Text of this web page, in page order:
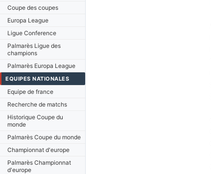
Coupe des coupes
Europa League
Ligue Conference
Palmarès Ligue des
champions
Palmarès Europa League
EQUIPES NATIONALES
Equipe de france
Recherche de matchs
Historique Coupe du
monde
Palmarès Coupe du monde
Championnat d'europe
Palmarès Championnat
d'europe